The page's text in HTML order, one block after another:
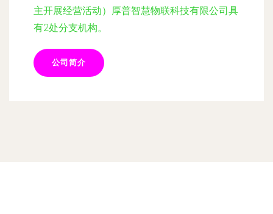
主开展经营活动）厚普智慧物联科技有限公司具
有2处分支机构。
公司简介